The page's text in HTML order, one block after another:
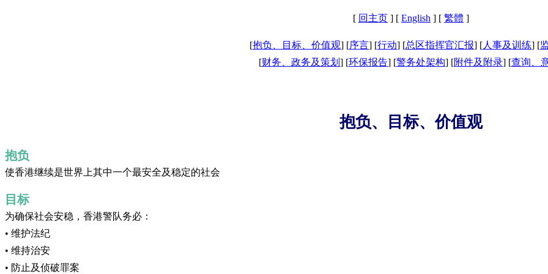
[ 回主页 ] [ English ] [ 繁體 ]
[抱负、目标、价值观] [序言] [行动] [总区指挥官汇报] [人事及训练] [
[财务、政务及策划 ] [环保报告] [警务处架构] [附件及附录] [查询、
抱负、目标、价值观
抱负
使香港继续是世界上其中一个最安全及稳定的社会
目标
为确保社会安稳，香港警队务必：
• 维护法纪
• 维持治安
• 防止及侦破罪案